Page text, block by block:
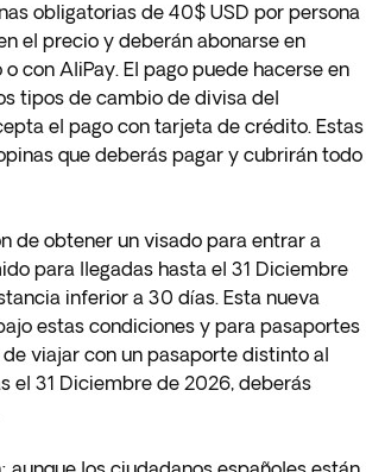
obligatorias de 40$ USD por persona
el precio y deberán abonarse en
con AliPay. El pago puede hacerse en
tipos de cambio de divisa del
el pago con tarjeta de crédito. Estas
que deberás pagar y cubrirán todo
de obtener un visado para entrar a
para llegadas hasta el 31 Diciembre
inferior a 30 días. Esta nueva
estas condiciones y para pasaportes
de viajar con un pasaporte distinto al
el 31 Diciembre de 2026, deberás